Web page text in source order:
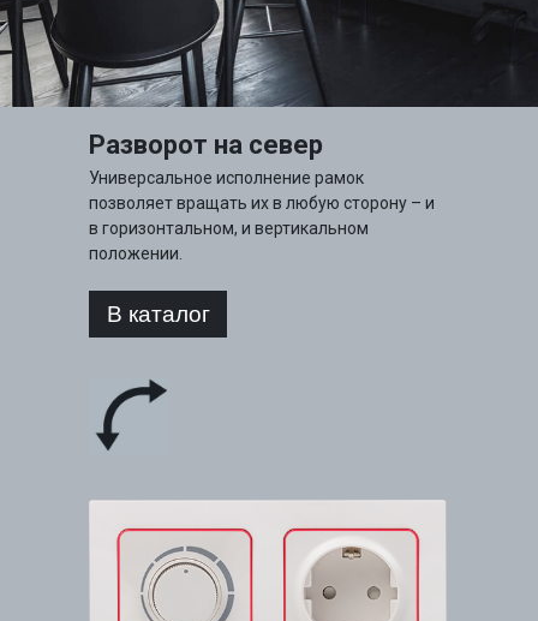
Универсальное исполнение рамок
позволяет вращать их в любую сторону – и
в горизонтальном, и вертикальном
положении.
Разворот на север
В каталог